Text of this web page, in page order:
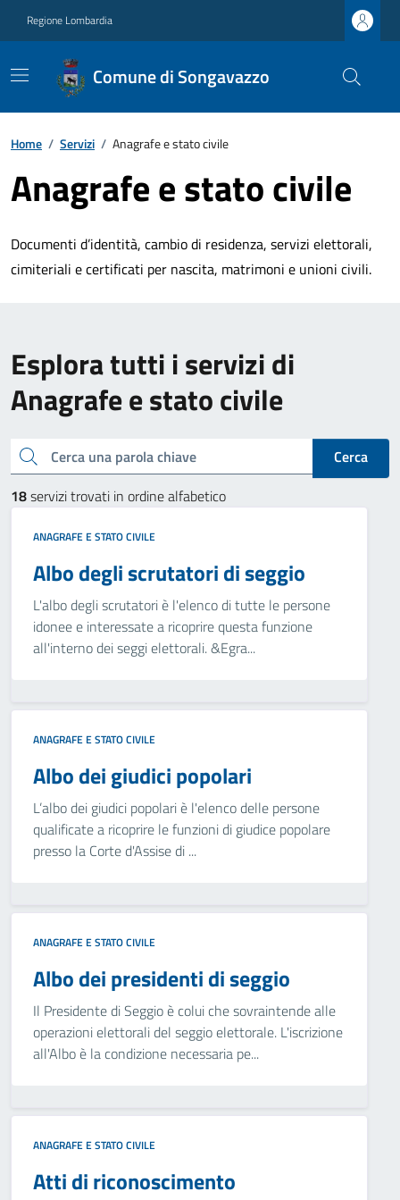
Regione Lombardia
Comune di Songavazzo
Home / Servizi / Anagrafe e stato civile
Anagrafe e stato civile
Documenti d’identità, cambio di residenza, servizi elettorali,
cimiteriali e certificati per nascita, matrimoni e unioni civili.
Esplora tutti i servizi di
Anagrafe e stato civile
Cerca una parola chiave
Cerca
18servizi trovati in ordine alfabetico
ANAGRAFE E STATO CIVILE
Albo degli scrutatori di seggio
L'albo degli scrutatori è l'elenco di tutte le persone
idonee e interessate a ricoprire questa funzione
all'interno dei seggi elettorali. &Egra...
ANAGRAFE E STATO CIVILE
Albo dei giudici popolari
L’albo dei giudici popolari è l'elenco delle persone
qualificate a ricoprire le funzioni di giudice popolare
presso la Corte d'Assise di ...
ANAGRAFE E STATO CIVILE
Albo dei presidenti di seggio
Il Presidente di Seggio è colui che sovraintende alle
operazioni elettorali del seggio elettorale. L'iscrizione
all'Albo è la condizione necessaria pe...
ANAGRAFE E STATO CIVILE
Atti di riconoscimento